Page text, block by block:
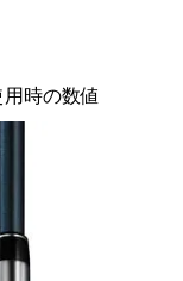
時の数値